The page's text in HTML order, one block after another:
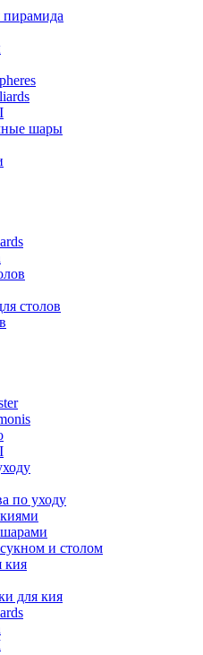
пирамида
шары
столов
по уходу
и столом
кия
для кия